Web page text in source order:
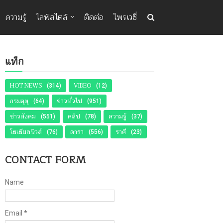
ความรู้ ไลฟ์สไตล์ ติดต่อ ไพรเวซี่
แท็ก
HOT NEWS (314) VIDEO (12)
กรมอุตุ (64) ข่าวทั่วไป (951)
ข่าวสังคม (551) คลิป (78) ความรู้ (37)
โซเชียลนิวส์ (76) ดารา (556) ราศี (23)
CONTACT FORM
Name
Email *